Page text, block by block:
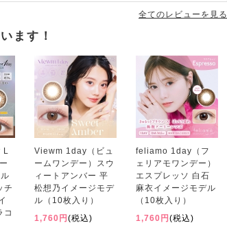
全てのレビューを見る
ます！
L
チ
コ
Viewm 1day（ビュ
ームワンデー）スウ
ィートアンバー 平
松想乃イメージモデ
ル（10枚入り）
1,760円 (税込)
feliamo 1day（フ
ェリアモワンデー）
エスプレッソ 白石
麻衣イメージモデル
（10枚入り）
1,760円 (税込)